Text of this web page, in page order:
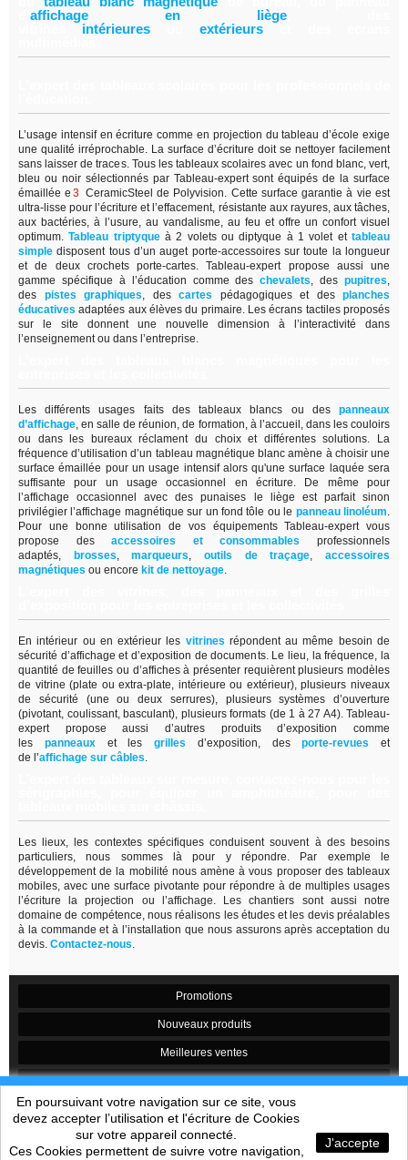
affichage en liège
intérieures extérieurs
L’usage intensif en écriture comme en projection du tableau d’école exige
une qualité irréprochable. La surface d’écriture doit se nettoyer facilement
sans laisser de traces. Tous les tableaux scolaires avec un fond blanc, vert,
bleu ou noir sélectionnés par Tableau-expert sont équipés de la surface
émaillée e 3 CeramicSteel de Polyvision. Cette surface garantie à vie est
ultra-lisse pour l’écriture et l’effacement, résistante aux rayures, aux tâches,
aux bactéries, à l’usure, au vandalisme, au feu et offre un confort visuel
optimum. Tableau triptyque à 2 volets ou diptyque à 1 volet et tableau
simple disposent tous d’un auget porte-accessoires sur toute la longueur
et de deux crochets porte-cartes. Tableau-expert propose aussi une
gamme spécifique à l’éducation comme des chevalets, des pupitres,
des
pistes graphiques, des cartes pédagogiques et des
planches
éducatives adaptées aux élèves du primaire. Les écrans tactiles proposés
sur le site donnent une nouvelle dimension à l’interactivité dans
l’enseignement ou dans l’entreprise.
Les différents usages faits des tableaux blancs ou des
panneaux
d’affichage, en salle de réunion, de formation, à l’accueil, dans les couloirs
ou dans les bureaux réclament du choix et différentes solutions. La
fréquence d’utilisation d’un tableau magnétique blanc amène à choisir une
surface émaillée pour un usage intensif alors qu'une surface laquée sera
suffisante pour un usage occasionnel en écriture. De même pour
l’affichage occasionnel avec des punaises le liège est parfait sinon
privilégier l’affichage magnétique sur un fond tôle ou le panneau linoléum.
Pour une bonne utilisation de vos équipements Tableau-expert vous
propose des
accessoires et consommables
professionnels
adaptés,
brosses, marqueurs, outils de traçage,accessoires
magnétiques ou encore kit de nettoyage.
En intérieur ou en extérieur les vitrines répondent au même besoin de
sécurité d’affichage et d’exposition de documents. Le lieu, la fréquence, la
quantité de feuilles ou d’affiches à présenter requièrent plusieurs modèles
de vitrine (plate ou extra-plate, intérieure ou extérieur), plusieurs niveaux
de sécurité (une ou deux serrures), plusieurs systèmes d’ouverture
(pivotant, coulissant, basculant), plusieurs formats (de 1 à 27 A4). Tableau-
expert propose aussi d’autres produits d’exposition comme
les
panneaux et les grilles d’exposition, des porte-revues
et
de l’affichage sur câbles.
Les lieux, les contextes spécifiques conduisent souvent à des besoins
particuliers, nous sommes là pour y répondre. Par exemple le
développement de la mobilité nous amène à vous proposer des tableaux
mobiles, avec une surface pivotante pour répondre à de multiples usages
l’écriture la projection ou l’affichage. Les chantiers sont aussi notre
domaine de compétence, nous réalisons les études et les devis préalables
à la commande et à l’installation que nous assurons après acceptation du
devis. Contactez-nous.
Promotions
Nouveaux produits
Meilleures ventes
Conditions générales de vente
sitemap
En poursuivant votre navigation sur ce site, vous
devez accepter l’utilisation et l'écriture de Cookies
sur votre appareil connecté.
Ces Cookies permettent de suivre votre navigation,
J'accepte